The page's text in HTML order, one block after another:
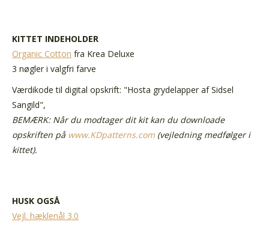
KITTET INDEHOLDER
Organic Cotton fra Krea Deluxe
3 nøgler i valgfri farve
Værdikode til digital opskrift: "Hosta grydelapper af Sidsel
Sangild",
BEMÆRK: Når du modtager dit kit kan du downloade
opskriften på www.KDpatterns.com (vejledning medfølger i
kittet).
HUSK OGSÅ
Vejl. hæklenål 3.0